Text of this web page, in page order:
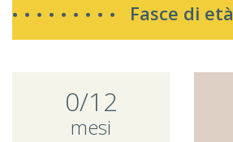
Fasce di età
0/12
mesi